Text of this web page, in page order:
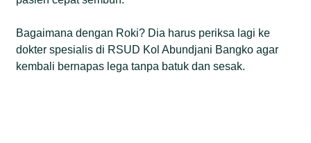
Bagaimana dengan Roki? Dia harus periksa lagi ke
dokter spesialis di RSUD Kol Abundjani Bangko agar
kembali bernapas lega tanpa batuk dan sesak.